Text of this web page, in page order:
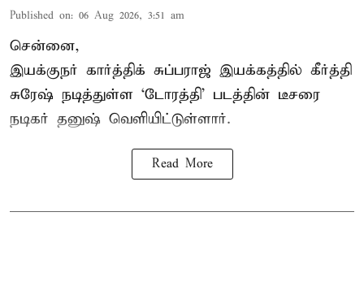
Published on: 06 Aug 2026, 3:51 am
சென்னை,
இயக்குநர் கார்த்திக் சுப்பராஜ் இயக்கத்தில் கீர்த்தி
சுரேஷ் நடித்துள்ள `டோரத்தி' படத்தின் டீசரை
நடிகர் தனுஷ் வெளியிட்டுள்ளார்.
Read More